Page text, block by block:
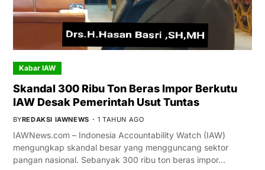
Kabar IAW
Skandal 300 Ribu Ton Beras Impor Berkutu
IAW Desak Pemerintah Usut Tuntas
BYREDAKSI IAWNEWS 1 TAHUN AGO
IAWNews.com – Indonesia Accountability Watch (IAW)
mengungkap skandal besar yang mengguncang sektor
pangan nasional. Sebanyak 300 ribu ton beras impor…